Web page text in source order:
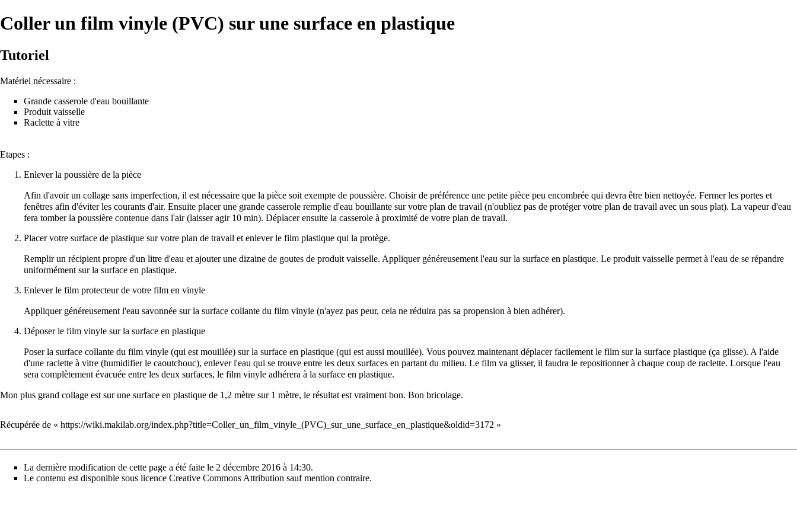
Coller un film vinyle (PVC) sur une surface en plastique
Tutoriel
Matériel nécessaire :
Grande casserole d'eau bouillante
Produit vaisselle
Raclette à vitre
Etapes :
Enlever la poussière de la pièce
Afin d'avoir un collage sans imperfection, il est nécessaire que la pièce soit exempte de poussière. Choisir de préférence une petite pièce peu encombrée qui devra être bien nettoyée. Fermer les portes et
fenêtres afin d'éviter les courants d'air. Ensuite placer une grande casserole remplie d'eau bouillante sur votre plan de travail (n'oubliez pas de protéger votre plan de travail avec un sous plat). La vapeur d'eau
fera tomber la poussière contenue dans l'air (laisser agir 10 min). Déplacer ensuite la casserole à proximité de votre plan de travail.
Placer votre surface de plastique sur votre plan de travail et enlever le film plastique qui la protège.
Remplir un récipient propre d'un litre d'eau et ajouter une dizaine de goutes de produit vaisselle. Appliquer généreusement l'eau sur la surface en plastique. Le produit vaisselle permet à l'eau de se répandre
uniformément sur la surface en plastique.
Enlever le film protecteur de votre film en vinyle
Appliquer généreusement l'eau savonnée sur la surface collante du film vinyle (n'ayez pas peur, cela ne réduira pas sa propension à bien adhérer).
Déposer le film vinyle sur la surface en plastique
Poser la surface collante du film vinyle (qui est mouillée) sur la surface en plastique (qui est aussi mouillée). Vous pouvez maintenant déplacer facilement le film sur la surface plastique (ça glisse). A l'aide
d'une raclette à vitre (humidifier le caoutchouc), enlever l'eau qui se trouve entre les deux surfaces en partant du milieu. Le film va glisser, il faudra le repositionner à chaque coup de raclette. Lorsque l'eau
sera complètement évacuée entre les deux surfaces, le film vinyle adhérera à la surface en plastique.
Mon plus grand collage est sur une surface en plastique de 1,2 mètre sur 1 mètre, le résultat est vraiment bon. Bon bricolage.
Récupérée de « https://wiki.makilab.org/index.php?title=Coller_un_film_vinyle_(PVC)_sur_une_surface_en_plastique&oldid=3172 »
La dernière modification de cette page a été faite le 2 décembre 2016 à 14:30.
Le contenu est disponible sous licence Creative Commons Attribution sauf mention contraire.